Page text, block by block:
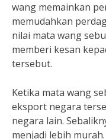
wang memainkan
memudahkan
nilai mata wang
memberi kesan
tersebut.
Ketika mata wang
eksport negara
negara lain.
menjadi lebih